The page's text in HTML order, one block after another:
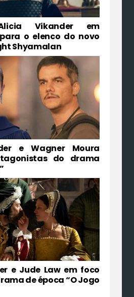
Vikander em
o elenco do novo
Shyamalan
e Wagner Moura
do drama
e Jude Law em foco
de época “O Jogo